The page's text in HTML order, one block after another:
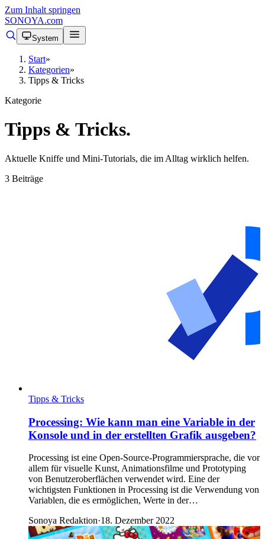
Zum Inhalt springen
SONOYA.com
System
Start»
Kategorien»
Tipps & Tricks
Kategorie
Tipps & Tricks.
Aktuelle Kniffe und Mini-Tutorials, die im Alltag wirklich helfen.
3 Beiträge
Tipps & Tricks
Processing: Wie kann man eine Variable in der
Konsole und in der erstellten Grafik ausgeben?
Processing ist eine Open-Source-Programmiersprache, die vor
allem für visuelle Kunst, Animationsfilme und Prototyping
von Benutzeroberflächen verwendet wird. Eine der
wichtigsten Funktionen in Processing ist die Verwendung von
Variablen, die es ermöglichen, Werte in der…
Sonoya Redaktion·18. Dezember 2022